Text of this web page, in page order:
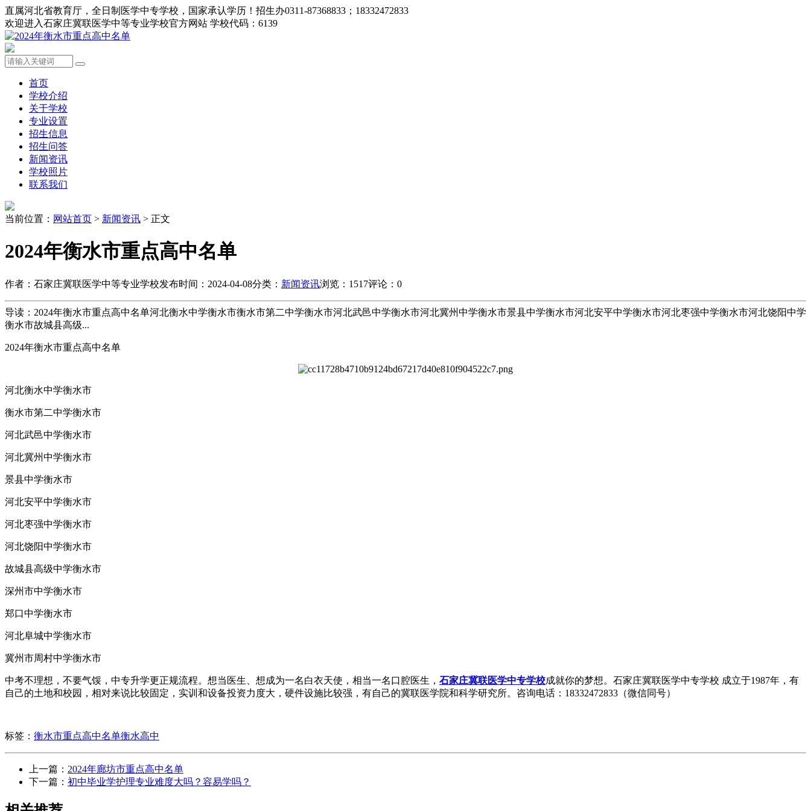
直属河北省教育厅，全日制医学中专学校，国家承认学历！招生办0311-87368833；18332472833
欢迎进入石家庄冀联医学中等专业学校官方网站 学校代码：6139
首页
学校介绍
关于学校
专业设置
招生信息
招生问答
新闻资讯
学校照片
联系我们
当前位置： 网站首页 > 新闻资讯 > 正文
2024年衡水市重点高中名单
作者：石家庄冀联医学中等专业学校发布时间：2024-04-08分类： 新闻资讯浏览：1517评论：0
导读：2024年衡水市重点高中名单河北衡水中学衡水市衡水市第二中学衡水市河北武邑中学衡水市河北冀州中学衡水市景县中学衡水市河北安平中学衡水市河北枣强中学衡水市河北饶阳中学
衡水市故城县高级...
2024年衡水市重点高中名单
河北衡水中学衡水市
衡水市第二中学衡水市
河北武邑中学衡水市
河北冀州中学衡水市
景县中学衡水市
河北安平中学衡水市
河北枣强中学衡水市
河北饶阳中学衡水市
故城县高级中学衡水市
深州市中学衡水市
郑口中学衡水市
河北阜城中学衡水市
冀州市周村中学衡水市
中考不理想，不要气馁，中专升学更正规流程。想当医生、想成为一名白衣天使，相当一名口腔医生， 石家庄冀联医学中专学校成就你的梦想。石家庄冀联医学中专学校 成立于1987年，有
自己的土地和校园，相对来说比较固定，实训和设备投资力度大，硬件设施比较强，有自己的冀联医学院和科学研究所。咨询电话：18332472833（微信同号）
标签： 衡水市重点高中名单衡水高中
上一篇： 2024年廊坊市重点高中名单
下一篇： 初中毕业学护理专业难度大吗？容易学吗？